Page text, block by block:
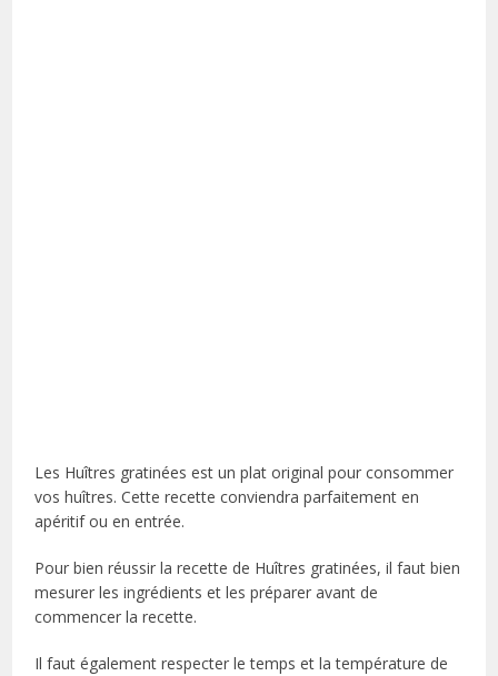
Les Huîtres gratinées est un plat original pour consommer
vos huîtres. Cette recette conviendra parfaitement en
apéritif ou en entrée.
Pour bien réussir la recette de Huîtres gratinées, il faut bien
mesurer les ingrédients et les préparer avant de
commencer la recette.
Il faut également respecter le temps et la température de